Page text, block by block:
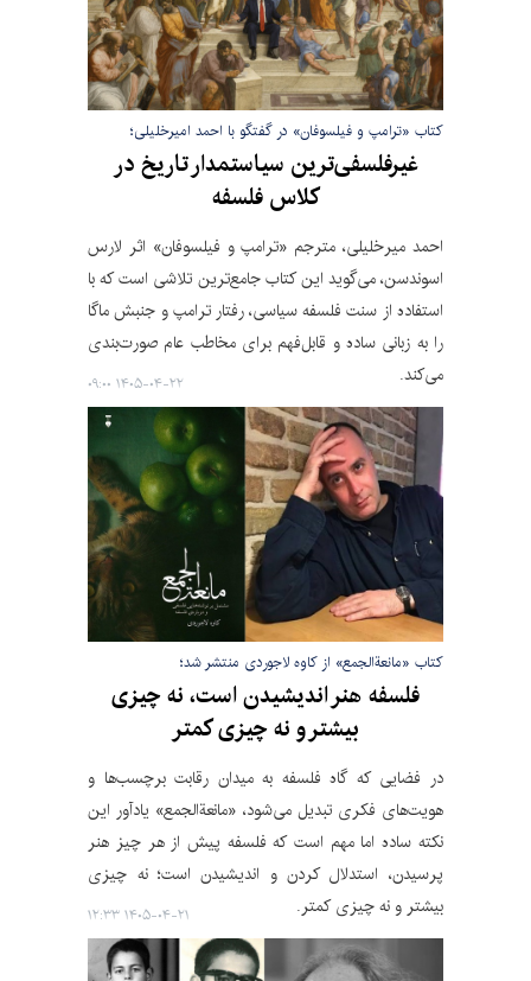
کتاب «ترامپ و فیلسوفان» در گفتگو با احمد امیرخلیلی؛
غیرفلسفی‌ترین سیاستمدار تاریخ در
کلاس فلسفه
احمد میرخلیلی، مترجم «ترامپ و فیلسوفان» اثر لارس
اسوندسن، می‌گوید این کتاب جامع‌ترین تلاشی است که با
استفاده از سنت فلسفه سیاسی، رفتار ترامپ و جنبش ماگا
را به زبانی ساده و قابل‌فهم برای مخاطب عام صورت‌بندی
می‌کند.
۱۴۰۵-۰۴-۲۲ ۰۹:۰۰
کتاب «مانعةالجمع» از کاوه لاجوردی منتشر شد؛
فلسفه هنر اندیشیدن است، نه چیزی
بیشتر و نه چیزی کمتر
در فضایی که گاه فلسفه به میدان رقابت برچسب‌ها و
هویت‌های فکری تبدیل می‌شود، «مانعةالجمع» یادآور این
نکته ساده اما مهم است که فلسفه پیش از هر چیز هنر
پرسیدن، استدلال کردن و اندیشیدن است؛ نه چیزی
بیشتر و نه چیزی کمتر.
۱۴۰۵-۰۴-۲۱ ۱۲:۳۳